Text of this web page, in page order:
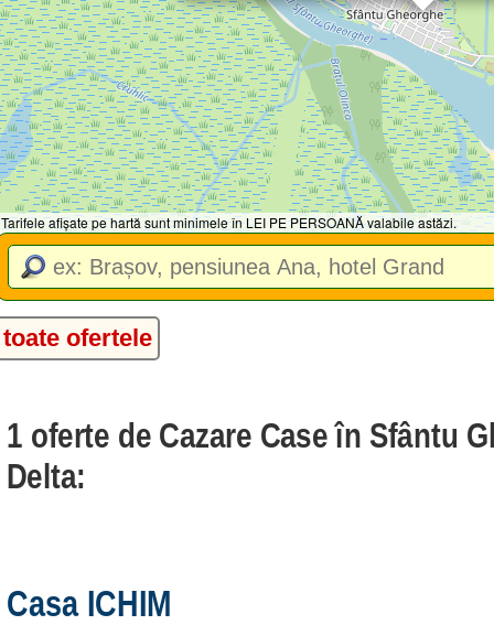
Tarifele afișate pe hartă sunt minimele în LEI PE PERSOANĂ valabile astăzi.
toate ofertele
1 oferte de Cazare Case în Sfântu
Delta:
Casa ICHIM